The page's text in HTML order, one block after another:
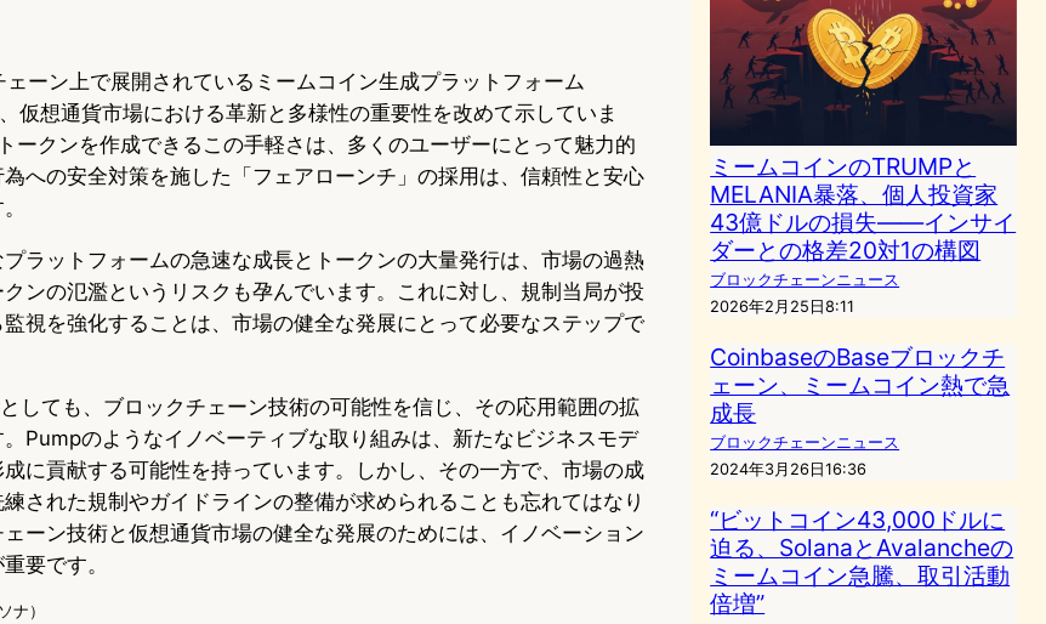
ーン上で展開されているミームコイン生成プラットフォーム
仮想通貨市場における革新と多様性の重要性を改めて示していま
ークンを作成できるこの手軽さは、多くのユーザーにとって魅力的
への安全対策を施した「フェアローンチ」の採用は、信頼性と安心
ラットフォームの急速な成長とトークンの大量発行は、市場の過熱
ンの氾濫というリスクも孕んでいます。これに対し、規制当局が投
視を強化することは、市場の健全な発展にとって必要なステップで
しても、ブロックチェーン技術の可能性を信じ、その応用範囲の拡
Pumpのようなイノベーティブな取り組みは、新たなビジネスモデ
に貢献する可能性を持っています。しかし、その一方で、市場の成
された規制やガイドラインの整備が求められることも忘れてはなり
ーン技術と仮想通貨市場の健全な発展のためには、イノベーション
要です。
ナ）
ミームコインのTRUMPと
MELANIA暴落、個人投資家
43億ドルの損失――インサイ
ダーとの格差20対1の構図
ブロックチェーンニュース
2026年2月25日8:11
CoinbaseのBaseブロックチ
ェーン、ミームコイン熱で急
成長
ブロックチェーンニュース
2024年3月26日16:36
“ビットコイン43,000ドルに
迫る、SolanaとAvalancheの
ミームコイン急騰、取引活動
倍増”